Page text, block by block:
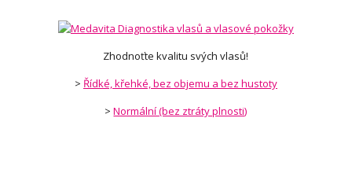
Zhodnoťte kvalitu svých vlasů!
> Řídké, křehké, bez objemu a bez hustoty
>Normální (bez ztráty plnosti)